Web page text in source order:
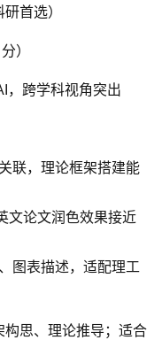
首选）
）
，跨学科视角突出
联，理论框架搭建能
文论文润色效果接近
图表描述，适配理工
构思、理论推导；适合